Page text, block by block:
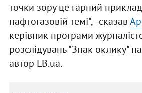
точки зору це гарний
нафтогазовій темі", - сказав
керівник програми
розслідувань "Знак оклику"
автор LB.ua.